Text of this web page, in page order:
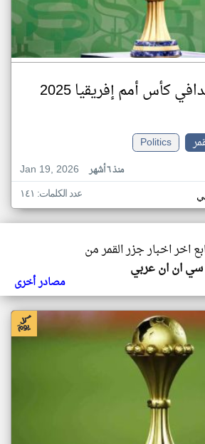
كأس أمم إفريقيا 2025
Politics
Jan 19, 2026
منذ ٦ أشهر
عدد الكلمات: ١٤١
اخر اخبار جزر القمر من
سي ان ان عربي
مصادر أخرى